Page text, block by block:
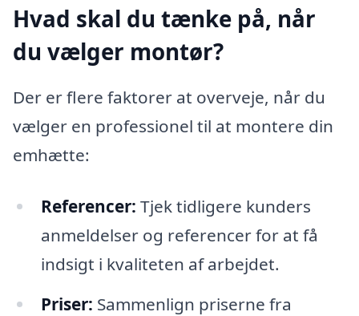
Hvad skal du tænke på, når
du vælger montør?
Der er flere faktorer at overveje, når du
vælger en professionel til at montere din
emhætte:
Referencer: Tjek tidligere kunders
anmeldelser og referencer for at få
indsigt i kvaliteten af arbejdet.
Priser: Sammenlign priserne fra